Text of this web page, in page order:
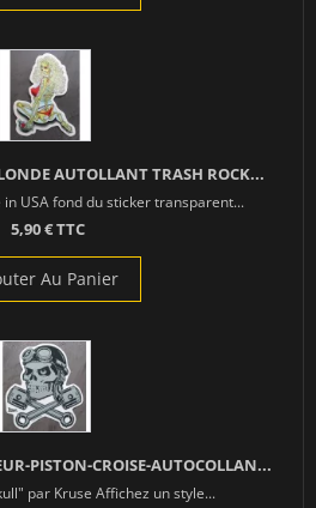
AUTOLLANT TRASH ROCK...
USA fond du sticker transparent...
5,90 € TTC
Au Panier
PISTON-CROISE-AUTOCOLLAN...
par Kruse Affichez un style...